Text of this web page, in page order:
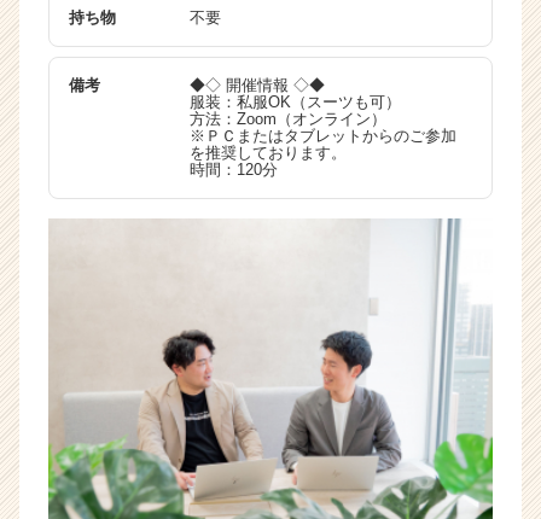
イ
ア
キ
ャ
リ
（C
C
a
r
e
e
r）
持ち物 不要
備考
◆◇ 開催情報 ◇◆
服装：私服OK（スーツも可）
方法：Zoom（オンライン）
※ＰＣまたはタブレットからのご参加
を推奨しております。
時間：120分